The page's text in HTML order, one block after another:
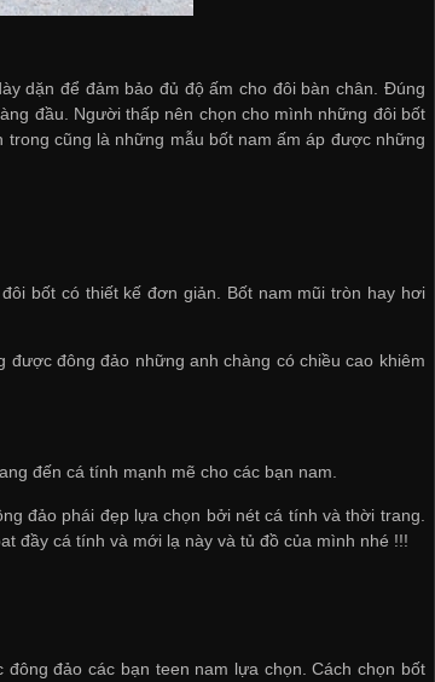
dặn để đảm bảo đủ độ ấm cho đôi bàn chân. Đúng
đầu. Người thấp nên chọn cho mình những đôi bốt
cũng là những mẫu bốt nam ấm áp được những
bốt có thiết kế đơn giản. Bốt nam mũi tròn hay hơi
đông đảo những anh chàng có chiều cao khiêm
đến cá tính mạnh mẽ cho các bạn nam.
đảo phái đẹp lựa chọn bởi nét cá tính và thời trang.
đầy cá tính và mới lạ này và tủ đồ của mình nhé !!!
đảo các bạn teen nam lựa chọn. Cách chọn bốt